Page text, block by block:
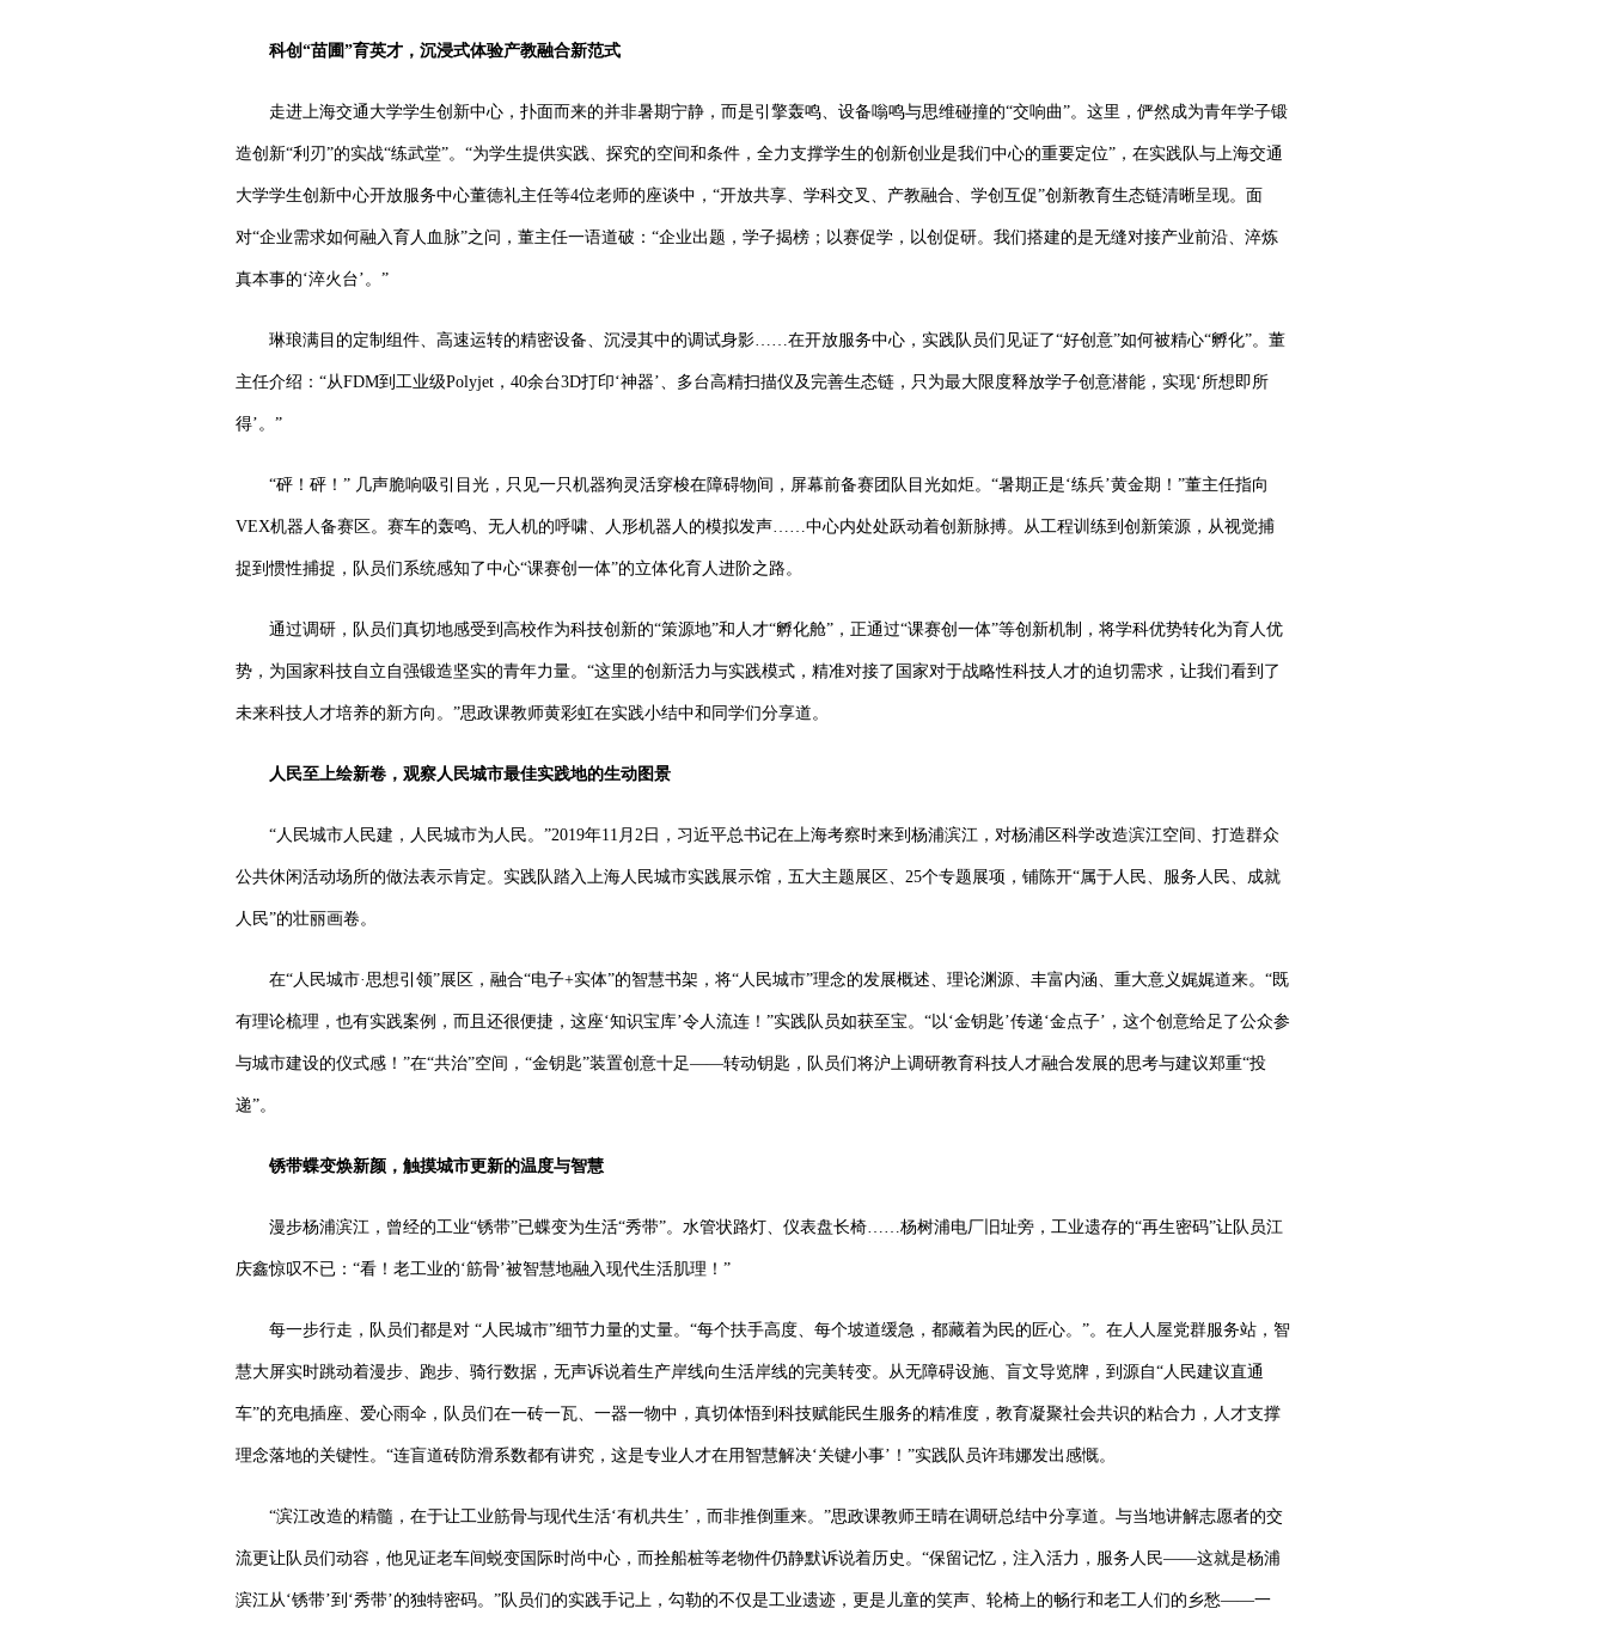
科创“苗圃”育英才， 沉浸式体验产教融合新范式
走进上海交通大学学生创新中心，扑面而来的并非暑期宁静，而是引擎轰鸣、设备嗡鸣与思维碰撞的“交响曲”。这里，俨然成为青年学子锻
造创新“利刃”的实战“练武堂”。“为学生提供实践、探究的空间和条件，全力支撑学生的创新创业是我们中心的重要定位”，在实践队与上海交通
大学学生创新中心开放服务中心董德礼主任等4位老师的座谈中，“开放共享、学科交叉、产教融合、学创互促”创新教育生态链清晰呈现。面
对“企业需求如何融入育人血脉”之问，董主任一语道破：“企业出题，学子揭榜；以赛促学，以创促研。我们搭建的是无缝对接产业前沿、淬炼
真本事的‘淬火台’。”
琳琅满目的定制组件、高速运转的精密设备、沉浸其中的调试身影……在开放服务中心，实践队员们见证了“好创意”如何被精心“孵化”。董
主任介绍：“从FDM到工业级Polyjet ， 40余台3D打印‘神器’、多台高精扫描仪及完善生态链，只为最大限度释放学子创意潜能，实现‘所想即所
得’。”
“砰！砰！” 几声脆响吸引目光，只见一只机器狗灵活穿梭在障碍物间，屏幕前备赛团队目光如炬。“暑期正是‘练兵’黄金期！”董主任指向
VEX机器人备赛区。赛车的轰鸣、无人机的呼啸、人形机器人的模拟发声……中心内处处跃动着创新脉搏。从工程训练到创新策源，从视觉捕
捉到惯性捕捉，队员们系统感知了中心“课赛创一体”的立体化育人进阶之路。
通过调研，队员们真切地感受到高校作为科技创新的“策源地”和人才“孵化舱”，正通过“课赛创一体”等创新机制，将学科优势转化为育人优
势，为国家科技自立自强锻造坚实的青年力量。“这里的创新活力与实践模式，精准对接了国家对于战略性科技人才的迫切需求，让我们看到了
未来科技人才培养的新方向。”思政课教师黄彩虹在实践小结中和同学们分享道。
人民至上绘新卷， 观察人民城市最佳实践地的生动图景
“人民城市人民建，人民城市为人民。”2019年11 月 2 日，习近平总书记在上海考察时来到杨浦滨江，对杨浦区科学改造滨江空间、打造群众
公共休闲活动场所的做法表示肯定。实践队踏入上海人民城市实践展示馆，五大主题展区、 25个专题展项，铺陈开“属于人民、服务人民、成就
人民”的壮丽画卷。
在“人民城市·思想引领”展区，融合“电子+实体”的智慧书架，将“人民城市”理念的发展概述、理论渊源、丰富内涵、重大意义娓娓道来。“既
有理论梳理，也有实践案例，而且还很便捷，这座‘知识宝库’令人流连！”实践队员如获至宝。“以‘金钥匙’传递‘金点子’，这个创意给足了公众参
与城市建设的仪式感！”在“共治”空间，“金钥匙”装置创意十足——转动钥匙，队员们将沪上调研教育科技人才融合发展的思考与建议郑重“投
递”。
锈带蝶变焕新颜， 触摸城市更新的温度与智慧
漫步杨浦滨江，曾经的工业“锈带”已蝶变为生活“秀带”。水管状路灯、仪表盘长椅……杨树浦电厂旧址旁，工业遗存的“再生密码”让队员江
庆鑫惊叹不已：“看！老工业的‘筋骨’被智慧地融入现代生活肌理！”
每一步行走，队员们都是对 “人民城市”细节力量的丈量。“每个扶手高度、每个坡道缓急，都藏着为民的匠心。”。在人人屋党群服务站，智
慧大屏实时跳动着漫步、跑步、骑行数据，无声诉说着生产岸线向生活岸线的完美转变。从无障碍设施、盲文导览牌，到源自“人民建议直通
车”的充电插座、爱心雨伞，队员们在一砖一瓦、一器一物中，真切体悟到科技赋能民生服务的精准度，教育凝聚社会共识的粘合力，人才支撑
理念落地的关键性。“连盲道砖防滑系数都有讲究，这是专业人才在用智慧解决‘关键小事’！”实践队员许玮娜发出感慨。
“滨江改造的精髓，在于让工业筋骨与现代生活‘有机共生’，而非推倒重来。”思政课教师王晴在调研总结中分享道。与当地讲解志愿者的交
流更让队员们动容，他见证老车间蜕变国际时尚中心，而拴船桩等老物件仍静默诉说着历史。“保留记忆，注入活力，服务人民——这就是杨浦
滨江从‘锈带’到‘秀带’的独特密码。”队员们的实践手记上，勾勒的不仅是工业遗迹，更是儿童的笑声、轮椅上的畅行和老工人们的乡愁——一